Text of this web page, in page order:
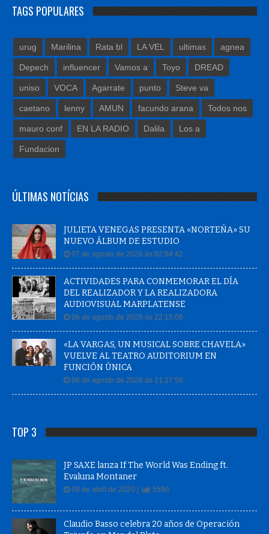
TAGS POPULARES
urug Marilina Rata bl LA VEL ultimas agnea
Depech influencer Vamos a Toyo DREAD
uniso VOCA Agarrate punto Steve va
caetano lenny AMUN facundo arana Todos nos
mauro conf EN LA RADIO Dalila Los a
Fundacion
ÚLTIMAS NOTÍCIAS
JULIETA VENEGAS PRESENTA «NORTEÑA» SU
NUEVO ÁLBUM DE ESTUDIO
07 de agosto de 2026 às 02:04:42
ACTIVIDADES PARA CONMEMORAR EL DÍA
DEL REALIZADOR Y LA REALIZADORA
AUDIOVISUAL MARPLATENSE
06 de agosto de 2026 às 22:15:06
«LA VARGAS, UN MUSICAL SOBRE CHAVELA»
VUELVE AL TEATRO AUDITORIUM EN
FUNCIÓN ÚNICA
06 de agosto de 2026 às 21:27:58
TOP 3
JP SAXE lanza If The World Was Ending ft.
Evaluna Montaner
08 de abril de 2020 | 5596
Claudio Basso celebra 20 años de Operación